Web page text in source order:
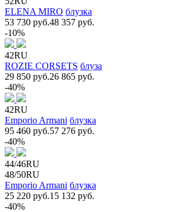
ELENA MIRO блузка
53 730 руб.48 357 руб.
-10%
42RU
ROZIE CORSETS блуза
29 850 руб.26 865 руб.
-40%
42RU
Emporio Armani блузка
95 460 руб.57 276 руб.
-40%
44/46RU
48/50RU
Emporio Armani блузка
25 220 руб.15 132 руб.
-40%